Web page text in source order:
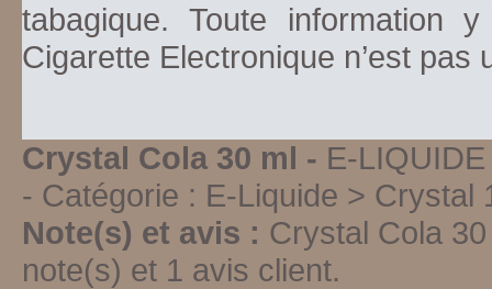
tabagique. Toute information
Cigarette Electronique n’est pas
Crystal Cola 30 ml - E-
- Catégorie : E-Liquide > Crystal
Note(s) et avis : Crystal Cola
note(s) et 1 avis client.